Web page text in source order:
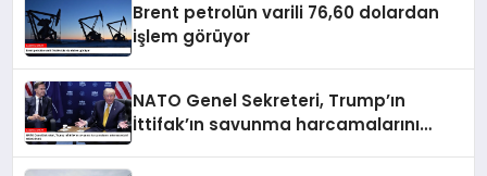
Brent petrolün varili 76,60 dolardan
işlem görüyor
NATO Genel Sekreteri, Trump’ın
İttifak’ın savunma harcamalarını